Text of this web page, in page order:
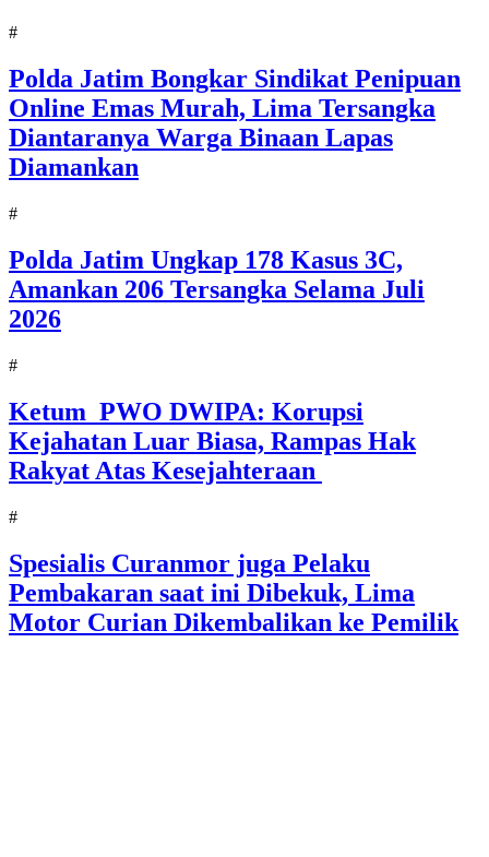
#
Polda Jatim Bongkar Sindikat Penipuan
Online Emas Murah, Lima Tersangka
Diantaranya Warga Binaan Lapas
Diamankan
#
Polda Jatim Ungkap 178 Kasus 3C,
Amankan 206 Tersangka Selama Juli
2026
#
Ketum PWO DWIPA: Korupsi
Kejahatan Luar Biasa, Rampas Hak
Rakyat Atas Kesejahteraan
#
Spesialis Curanmor juga Pelaku
Pembakaran saat ini Dibekuk, Lima
Motor Curian Dikembalikan ke Pemilik